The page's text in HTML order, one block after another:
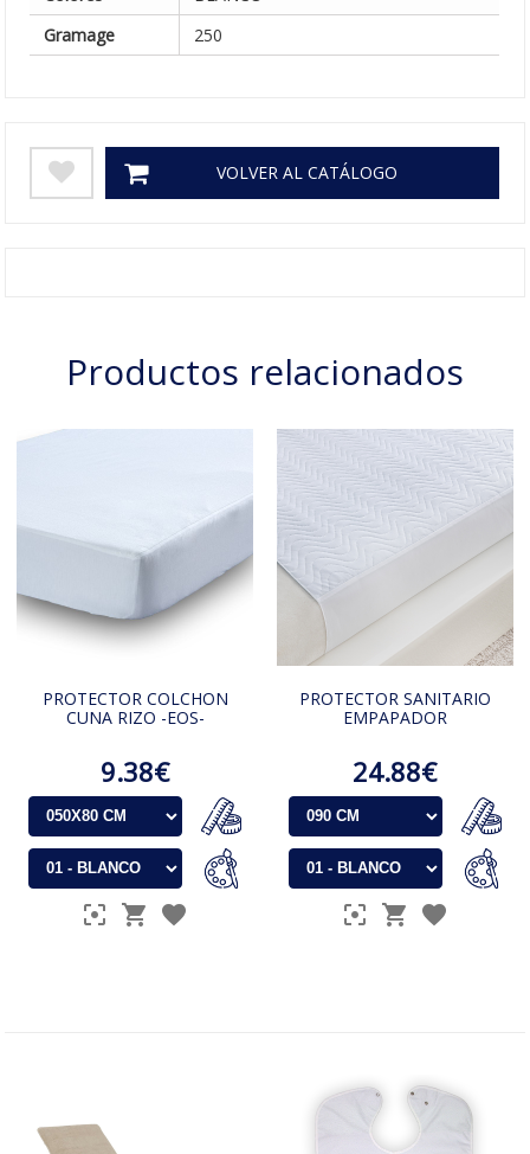
Gramage
250
VOLVER AL CATÁLOGO
Productos relacionados
PROTECTOR COLCHON
CUNA RIZO -EOS-
9.38€
PROTECTOR SANITARIO
EMPAPADOR
24.88€